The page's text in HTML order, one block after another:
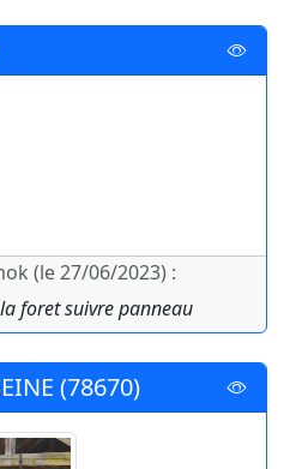
(le 27/06/2023) :
foret suivre panneau
(78670)